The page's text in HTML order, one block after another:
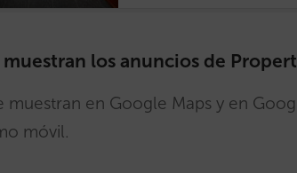
muestran los anuncios de
muestran en Google Maps y en
móvil.